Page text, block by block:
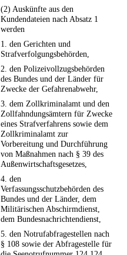
(2) Auskünfte aus den
Kundendateien nach Absatz 1
werden
1. den Gerichten und
Strafverfolgungsbehörden,
2. den Polizeivollzugsbehörden
des Bundes und der Länder für
Zwecke der Gefahrenabwehr,
3. dem Zollkriminalamt und den
Zollfahndungsämtern für Zwecke
eines Strafverfahrens sowie dem
Zollkriminalamt zur
Vorbereitung und Durchführung
von Maßnahmen nach § 39 des
Außenwirtschaftsgesetzes,
4. den
Verfassungsschutzbehörden des
Bundes und der Länder, dem
Militärischen Abschirmdienst,
dem Bundesnachrichtendienst,
5. den Notrufabfragestellen nach
§ 108 sowie der Abfragestelle für